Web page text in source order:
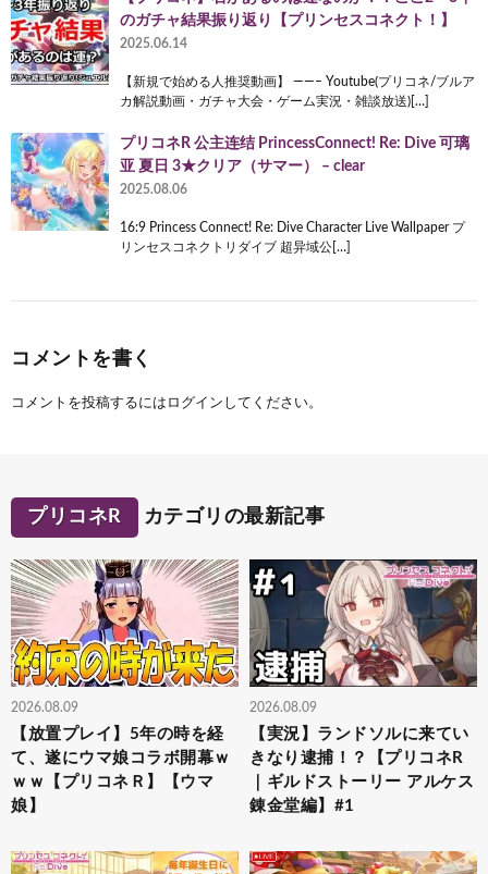
のガチャ結果振り返り【プリンセスコネクト！】
2025.06.14
【新規で始める人推奨動画】 ——– Youtube(プリコネ/ブルア
カ解説動画・ガチャ大会・ゲーム実況・雑談放送)[…]
プリコネR 公主连结 PrincessConnect! Re: Dive 可璃
亚 夏日 3★クリア（サマー） – clear
2025.08.06
16:9 Princess Connect! Re: Dive Character Live Wallpaper プ
リンセスコネクトリダイブ 超异域公[…]
コメントを書く
コメントを投稿するには ログイン してください。
プリコネR カテゴリの最新記事
2026.08.09
【放置プレイ】5年の時を経
て、遂にウマ娘コラボ開幕ｗ
ｗｗ【プリコネＲ】【ウマ
娘】
2026.08.09
【実況】ランドソルに来てい
きなり逮捕！？【プリコネR
｜ギルドストーリー アルケス
錬金堂編】#1